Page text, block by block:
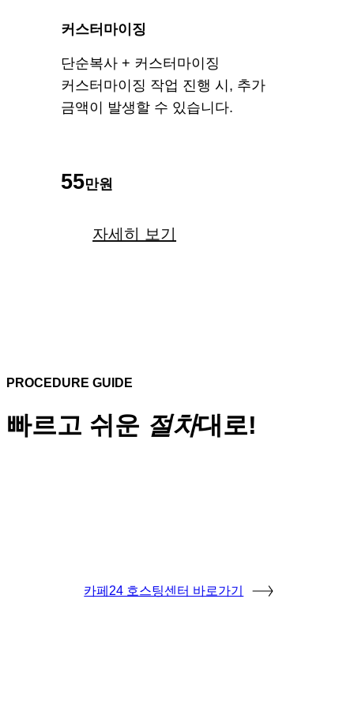
커스터마이징
단순복사 + 커스터마이징
커스터마이징 작업 진행 시, 추가
금액이 발생할 수 있습니다.
55만원
자세히 보기
PROCEDURE GUIDE
빠르고 쉬운 절차대로!
카페24 호스팅센터 바로가기